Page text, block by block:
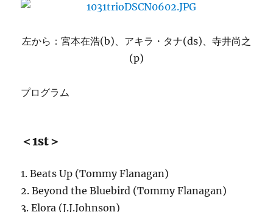
左から：宮本在浩(b)、 アキラ・タナ(ds)、 寺井尚之
(p)
プログラム
＜1st＞
1. Beats Up (Tommy Flanagan)
2. Beyond the Bluebird (Tommy Flanagan)
3. Elora (J.J.Johnson)